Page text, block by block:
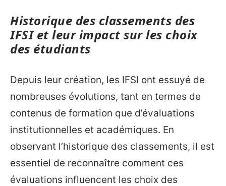
Historique des classements des
IFSI et leur impact sur les choix
des étudiants
Depuis leur création, les IFSI ont essuyé de
nombreuses évolutions, tant en termes de
contenus de formation que d’évaluations
institutionnelles et académiques. En
observant l’historique des classements, il est
essentiel de reconnaître comment ces
évaluations influencent les choix des